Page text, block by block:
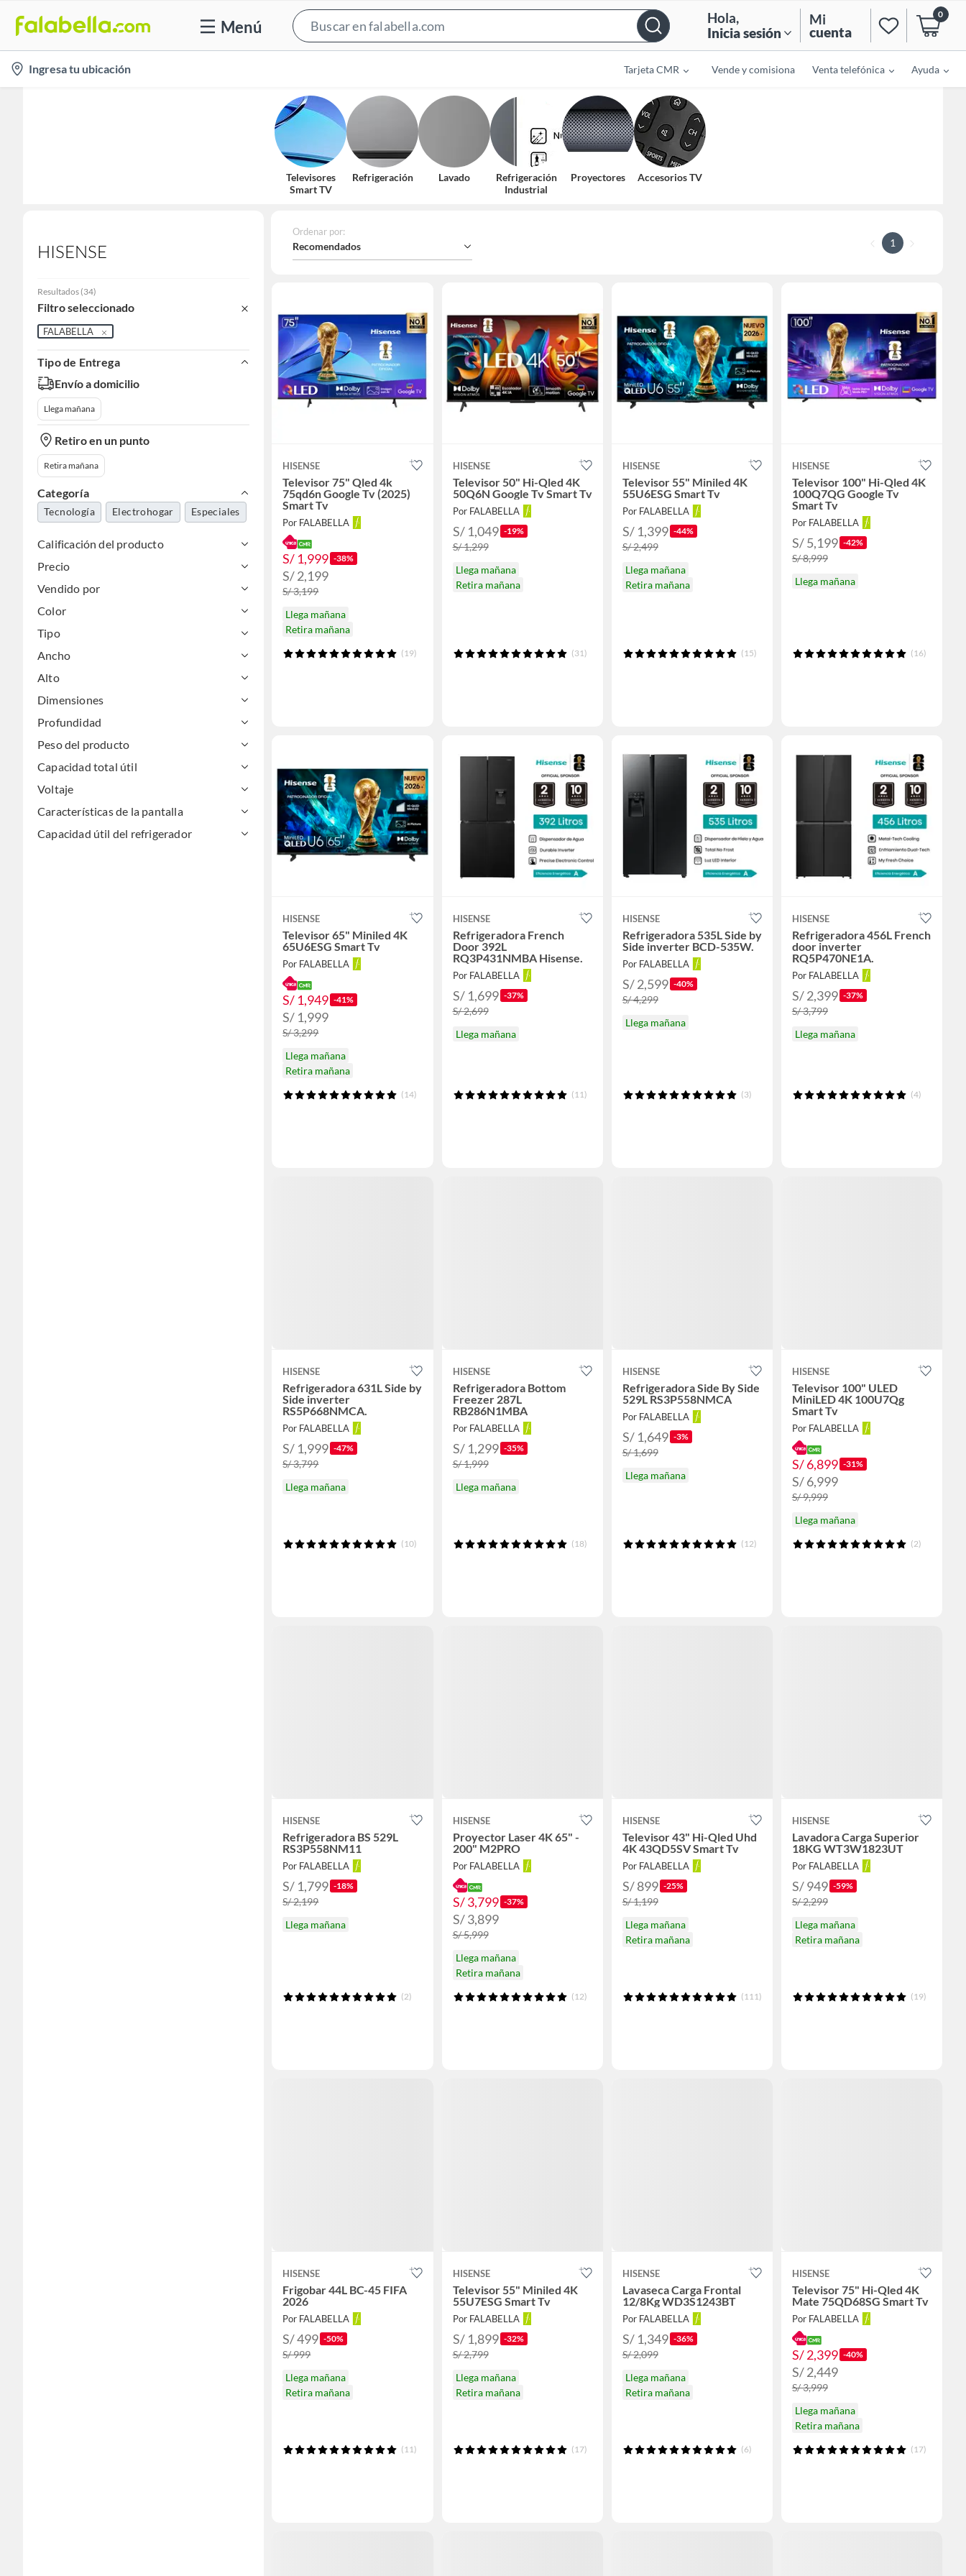
Menú
Bar
Hola,
Inicia sesión
Mi
cuenta
0
location-
icon
Ingresa tu ubicación Tarjeta CMR Vende y comisiona Venta telefónica Ayuda
Televisores
Smart TV
Refrigeración Lavado
Refrigeración
Industrial
Proyectores Accesorios TV
HISENSE
Resultados (34)
Filtro seleccionado
FALABELLA
Tipo de Entrega
Envío a domicilio
Llega mañana
Retiro en un punto
Retira mañana
Categoría
Tecnología Electrohogar Especiales
Calificación del producto
Precio
Vendido por
Color
Tipo
Ancho
Alto
Dimensiones
Profundidad
Peso del producto
Capacidad total útil
Voltaje
Características de la pantalla
Capacidad útil del refrigerador
Ordenar por:
Recomendados 1
HISENSE
Televisor 75" Qled 4k
75qd6n Google Tv (2025)
Smart Tv
Por FALABELLA
S/ 1,999 -38%
S/ 2,199
S/ 3,199
Llega mañana
Retira mañana
(19)
HISENSE
Televisor 50" Hi-Qled 4K
50Q6N Google Tv Smart Tv
Por FALABELLA
S/ 1,049 -19%
S/ 1,299
Llega mañana
Retira mañana
(31)
HISENSE
Televisor 55" Miniled 4K
55U6ESG Smart Tv
Por FALABELLA
S/ 1,399 -44%
S/ 2,499
Llega mañana
Retira mañana
(15)
HISENSE
Televisor 100" Hi-Qled 4K
100Q7QG Google Tv
Smart Tv
Por FALABELLA
S/ 5,199 -42%
S/ 8,999
Llega mañana
(16)
HISENSE
Televisor 65" Miniled 4K
65U6ESG Smart Tv
Por FALABELLA
S/ 1,949 -41%
S/ 1,999
S/ 3,299
Llega mañana
Retira mañana
(14)
HISENSE
Refrigeradora French
Door 392L
RQ3P431NMBA Hisense.
Por FALABELLA
S/ 1,699 -37%
S/ 2,699
Llega mañana
(11)
HISENSE
Refrigeradora 535L Side by
Side inverter BCD-535W.
Por FALABELLA
S/ 2,599 -40%
S/ 4,299
Llega mañana
(3)
HISENSE
Refrigeradora 456L French
door inverter
RQ5P470NE1A.
Por FALABELLA
S/ 2,399 -37%
S/ 3,799
Llega mañana
(4)
HISENSE
Refrigeradora 631L Side by
Side inverter
RS5P668NMCA.
Por FALABELLA
S/ 1,999 -47%
S/ 3,799
Llega mañana
(10)
HISENSE
Refrigeradora Bottom
Freezer 287L
RB286N1MBA
Por FALABELLA
S/ 1,299 -35%
S/ 1,999
Llega mañana
(18)
HISENSE
Refrigeradora Side By Side
529L RS3P558NMCA
Por FALABELLA
S/ 1,649 -3%
S/ 1,699
Llega mañana
(12)
HISENSE
Televisor 100" ULED
MiniLED 4K 100U7Qg
Smart Tv
Por FALABELLA
S/ 6,899 -31%
S/ 6,999
S/ 9,999
Llega mañana
(2)
HISENSE
Refrigeradora BS 529L
RS3P558NM11
Por FALABELLA
S/ 1,799 -18%
S/ 2,199
Llega mañana
(2)
HISENSE
Proyector Laser 4K 65" -
200" M2PRO
Por FALABELLA
S/ 3,799 -37%
S/ 3,899
S/ 5,999
Llega mañana
Retira mañana
(12)
HISENSE
Televisor 43" Hi-Qled Uhd
4K 43QD5SV Smart Tv
Por FALABELLA
S/ 899 -25%
S/ 1,199
Llega mañana
Retira mañana
(111)
HISENSE
Lavadora Carga Superior
18KG WT3W1823UT
Por FALABELLA
S/ 949 -59%
S/ 2,299
Llega mañana
Retira mañana
(19)
HISENSE
Frigobar 44L BC-45 FIFA
2026
Por FALABELLA
S/ 499 -50%
S/ 999
Llega mañana
Retira mañana
(11)
HISENSE
Televisor 55" Miniled 4K
55U7ESG Smart Tv
Por FALABELLA
S/ 1,899 -32%
S/ 2,799
Llega mañana
Retira mañana
(17)
HISENSE
Lavaseca Carga Frontal
12/8Kg WD3S1243BT
Por FALABELLA
S/ 1,349 -36%
S/ 2,099
Llega mañana
Retira mañana
(6)
HISENSE
Televisor 75" Hi-Qled 4K
Mate 75QD68SG Smart Tv
Por FALABELLA
S/ 2,399 -40%
S/ 2,449
S/ 3,999
Llega mañana
Retira mañana
(17)